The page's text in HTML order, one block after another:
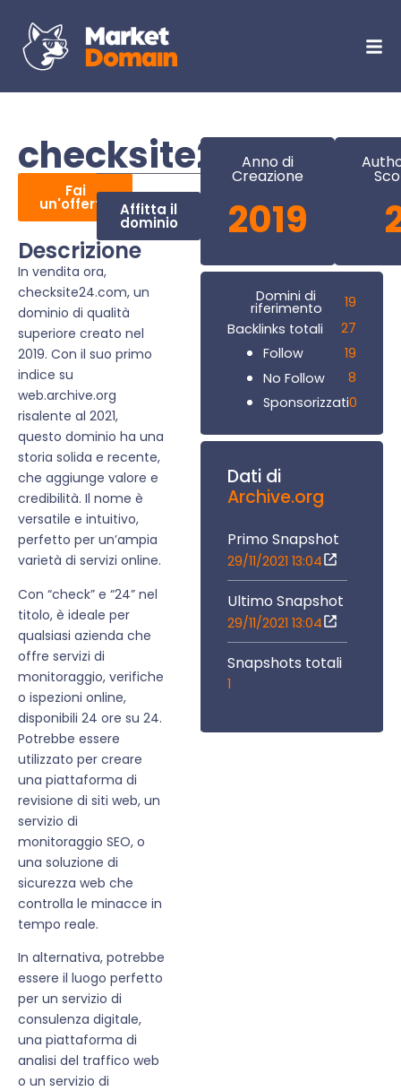
checksite24.com
Fai
un'offerta Affitta il
dominio
Descrizione
In vendita ora,
checksite24.com, un
dominio di qualità
superiore creato nel
2019. Con il suo primo
indice su
web.archive.org
risalente al 2021,
questo dominio ha una
storia solida e recente,
che aggiunge valore e
credibilità. Il nome è
versatile e intuitivo,
perfetto per un’ampia
varietà di servizi online.
Con “check” e “24” nel
titolo, è ideale per
qualsiasi azienda che
offre servizi di
monitoraggio, verifiche
o ispezioni online,
disponibili 24 ore su 24.
Potrebbe essere
utilizzato per creare
una piattaforma di
revisione di siti web, un
servizio di
monitoraggio SEO, o
una soluzione di
sicurezza web che
controlla le minacce in
tempo reale.
In alternativa, potrebbe
essere il luogo perfetto
per un servizio di
consulenza digitale,
una piattaforma di
analisi del traffico web
o un servizio di
Anno di
Creazione
2019
Domini di
riferimento
19
Backlinks totali
27
Follow
19
No Follow
8
Sponsorizzati0
Dati di
Archive.org
Primo Snapshot
29/11/2021 13:04
Ultimo Snapshot
29/11/2021 13:04
Snapshots totali
1